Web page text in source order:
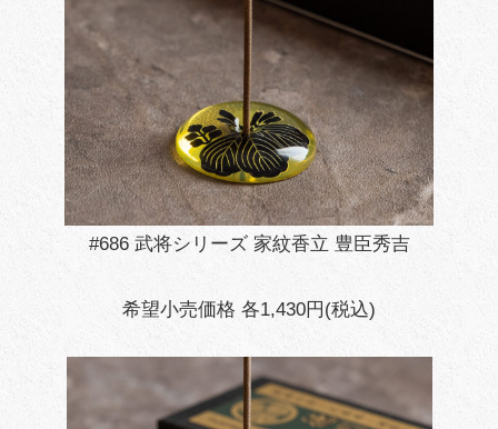
#686 武将シリーズ 家紋香立 豊臣秀吉
希望小売価格 各1,430円(税込)